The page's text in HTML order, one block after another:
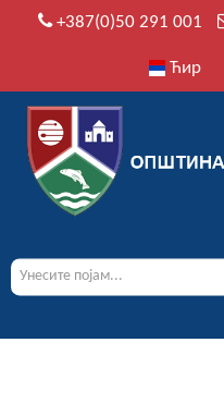
+387(0)50 291 001
Ћир